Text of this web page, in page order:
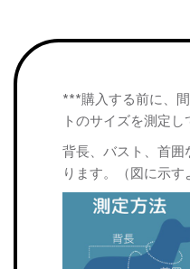
***購入する前に、
トのサイズを測定し
背長、バスト、首
ります。（図に示す